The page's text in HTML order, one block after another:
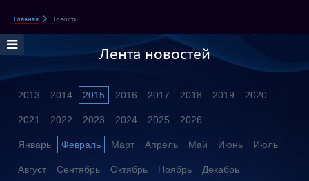
Главная Новости
Лента новостей
2013 2014 2015 2016 2017 2018 2019 2020
2021 2022 2023 2024 2025 2026
Январь Февраль Март Апрель Май Июнь Июль
Август Сентябрь Октябрь Ноябрь Декабрь